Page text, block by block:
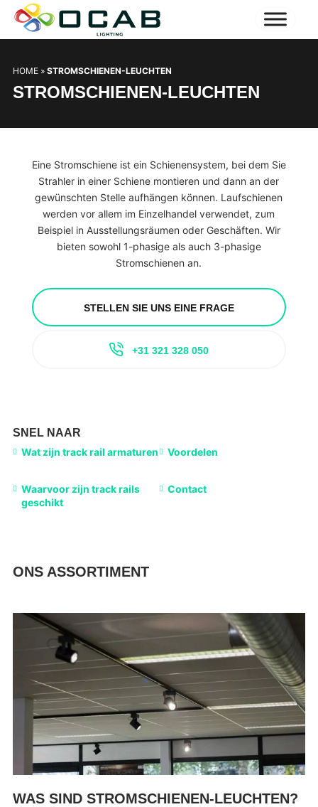
HOME» STROMSCHIENEN-LEUCHTEN
STROMSCHIENEN-LEUCHTEN
Eine Stromschiene ist ein Schienensystem, bei dem Sie
Strahler in einer Schiene montieren und dann an der
gewünschten Stelle aufhängen können. Laufschienen
werden vor allem im Einzelhandel verwendet, zum
Beispiel in Ausstellungsräumen oder Geschäften. Wir
bieten sowohl 1-phasige als auch 3-phasige
Stromschienen an.
STELLEN SIE UNS EINE FRAGE
+31 321 328 050
SNEL NAAR
Wat zijn track rail armaturen Voordelen
Waarvoor zijn track rails
geschikt
Contact
ONS ASSORTIMENT
WAS SIND STROMSCHIENEN-LEUCHTEN?